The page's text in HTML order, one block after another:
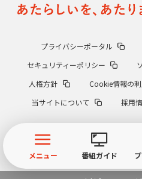
メニュー 番組ガイド
プライバシーポータル
セキュリティーポリシー
人権方針
Cookie情報の
当サイトについて
採用